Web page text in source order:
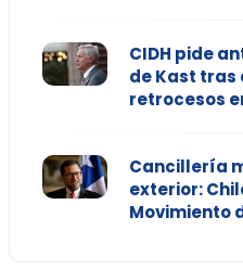
CIDH pide
de Kast tras
retrocesos
Cancillería
exterior:
Movimiento